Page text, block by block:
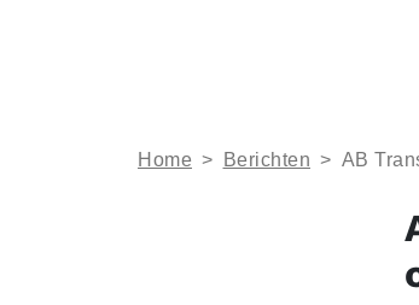
Home > Berichten > AB